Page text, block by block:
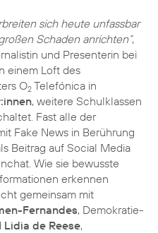
sich heute unfassbar
Schaden anrichten“,
und Presenterin bei
einem Loft des
O2 Telefónica in
, weitere Schulklassen
Fast alle der
Fake News in Berührung
Beitrag auf Social Media
Wie sie bewusste
erkennen
gemeinsam mit
Fernandes, Demokratie-
Lidia de Reese,